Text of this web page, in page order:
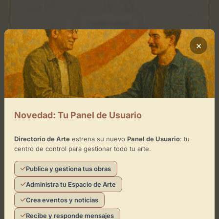
Leaflet | ©OpenStreetMap
Toca el mapa para interactuar
Activar Mapa
¿Eres el representante de este
espacio?
Reclámalo de forma gratuita para gestionar su
×
Novedad: Tu Panel de Usuario
Directorio de Arteestrena su nuevo Panel de Usuario: tu
centro de control para gestionar todo tu arte.
Publica y gestiona tus obras
Administra tu Espacio de Arte
Crea eventos y noticias
Recibe y responde mensajes